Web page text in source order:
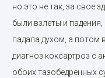
но это не так, за свое
были взлеты и падения,
падала духом, а
диагноз коксартроз с
обоих тазобедренных